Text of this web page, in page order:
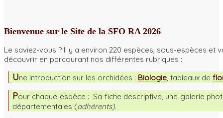
Bienvenue sur le Site de la SFO RA 2026
Le saviez-vous ? Il y a environ 220 espèces, sous-espèces et
découvrir en parcourant nos différentes rubriques :
Une introduction sur les orchidées : Biologie, tableaux de
Pour chaque espèce : Sa fiche descriptive, une galerie
départementales (adhérents).